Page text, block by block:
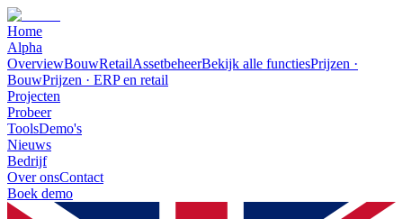
Home
Alpha
OverviewBouwRetailAssetbeheerBekijk alle functiesPrijzen ·
BouwPrijzen · ERP en retail
Projecten
Probeer
ToolsDemo's
Nieuws
Bedrijf
Over onsContact
Boek demo